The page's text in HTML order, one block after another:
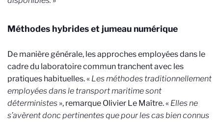
Méthodes hybrides et jumeau numérique
De manière générale, les approches employées dans le
cadre du laboratoire commun tranchent avec les
pratiques habituelles. « Les méthodes traditionnellement
employées dans le transport maritime sont
déterministes », remarque Olivier Le Maître. « Elles ne
s’avèrent donc pertinentes que pour les cas bien connus